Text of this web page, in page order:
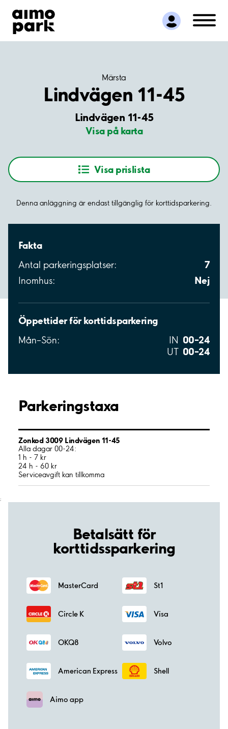
Hitta parkering
Samarbete
Kundservice
Märsta
Lindvägen 11-45
Lindvägen 11-45
Visa på karta
Visa prislista
Denna anläggning är endast tillgänglig för korttidsparkering.
Fakta
Antal parkeringsplatser: 7
Inomhus: Nej
Öppettider för korttidsparkering
Mån–Sön: IN 00–24
UT 00–24
Parkeringstaxa
Zonkod 3009 Lindvägen 11-45
Alla dagar 00-24:
1 h - 7 kr
24 h - 60 kr
Serviceavgift kan tillkomma
;
Betalsätt för
korttidssparkering
MasterCard St1
Circle K Visa
OKQ8 Volvo
American Express Shell
Aimo app